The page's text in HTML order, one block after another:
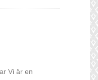
Vi är en